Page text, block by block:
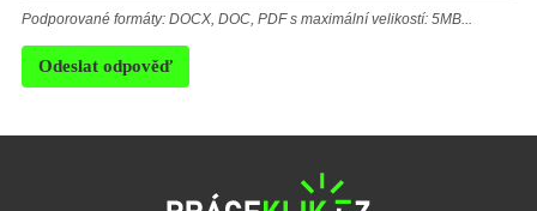
Podporované formáty: DOCX, DOC, PDF s maximální velikostí: 5MB...
Odeslat odpověď